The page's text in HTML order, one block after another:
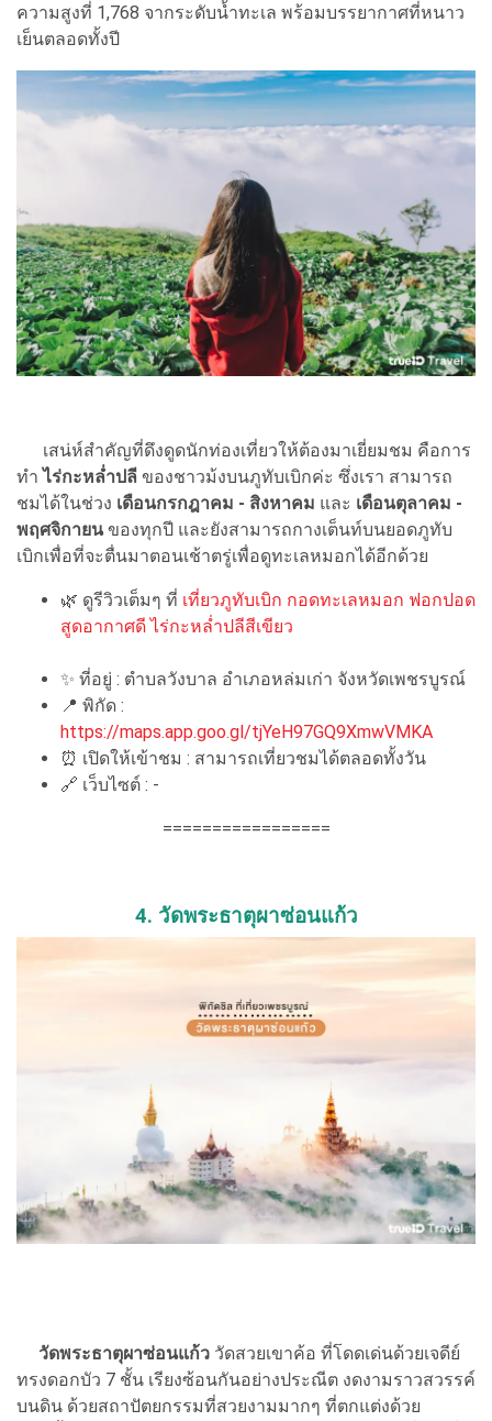
ความสูงที่ 1,768 จากระดับน้ำทะเล พร้อมบรรยากาศที่หนาว
เย็นตลอดทั้งปี
เสน่ห์สำคัญที่ดึงดูดนักท่องเที่ยวให้ต้องมาเยี่ยมชม คือการ
ทำไร่กะหล่ำปลี ของชาวม้งบนภูทับเบิกค่ะ ซึ่งเรา สามารถ
ชมได้ในช่วง เดือนกรกฎาคม - สิงหาคม และ เดือนตุลาคม -
พฤศจิกายนของทุกปี และยังสามารถกางเต็นท์บนยอดภูทับ
เบิกเพื่อที่จะตื่นมาตอนเช้าตรู่เพื่อดูทะเลหมอกได้อีกด้วย
🌿 ดูรีวิวเต็มๆ ที่ เที่ยวภูทับเบิก กอดทะเลหมอก ฟอกปอด
สูดอากาศดี ไร่กะหล่ำปลีสีเขียว
✨ ที่อยู่ : ตำบลวังบาล อำเภอหล่มเก่า จังหวัดเพชรบูรณ์
📍 พิกัด :
https://maps.app.goo.gl/tjYeH97GQ9XmwVMKA
⏰ เปิดให้เข้าชม : สามารถเที่ยวชมได้ตลอดทั้งวัน
🔗 เว็บไซต์ : -
=================
4. วัดพระธาตุผาซ่อนแก้ว
วัดพระธาตุผาซ่อนแก้ว วัดสวยเขาค้อ ที่โดดเด่นด้วยเจดีย์
ทรงดอกบัว 7 ชั้น เรียงซ้อนกันอย่างประณีต งดงามราวสวรรค์
บนดิน ด้วยสถาปัตยกรรมที่สวยงามมากๆ ที่ตกแต่งด้วย